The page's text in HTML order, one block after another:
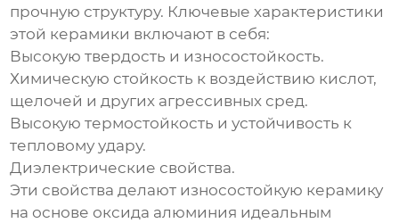
прочную структуру. Ключевые характеристики
этой керамики включают в себя:
Высокую твердость и износостойкость.
Химическую стойкость к воздействию кислот,
щелочей и других агрессивных сред.
Высокую термостойкость и устойчивость к
тепловому удару.
Диэлектрические свойства.
Эти свойства делают износостойкую керамику
на основе оксида алюминия идеальным